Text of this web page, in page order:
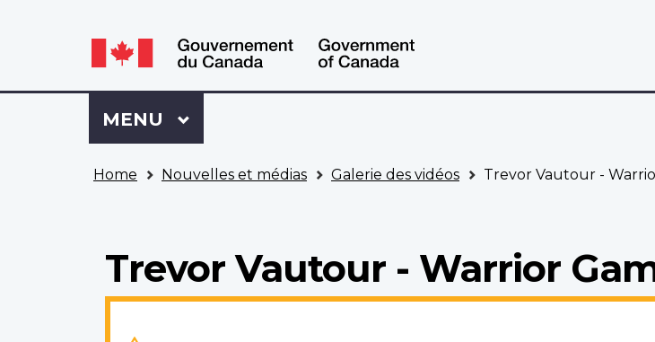
Language
switcher
Language
switcher
Se
connecter
à
Dossier
Menu
MENU PRINCIPAL
Home Nouvelles et médias Galerie des vidéos Trevor Vautour -
Trevor Vautour - Warrior